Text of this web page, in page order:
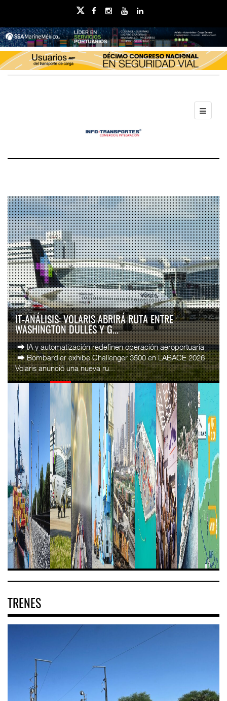
IT-ANÁLISIS: VOLARIS ABRIRÁ RUTA ENTRE
WASHINGTON DULLES Y G...
⮕ IA y automatización redefinen operación aeroportuaria
⮕ Bombardier exhibe Challenger 3500 en LABACE 2026
Volaris anunció una nueva ru...
TRENES